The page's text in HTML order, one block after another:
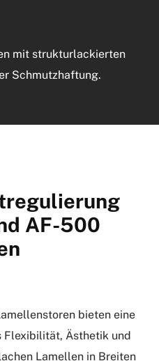
mit strukturlackierten
Schmutzhaftung.
AF-500
bieten eine
Flexibilität, Ästhetik und
Lamellen in Breiten